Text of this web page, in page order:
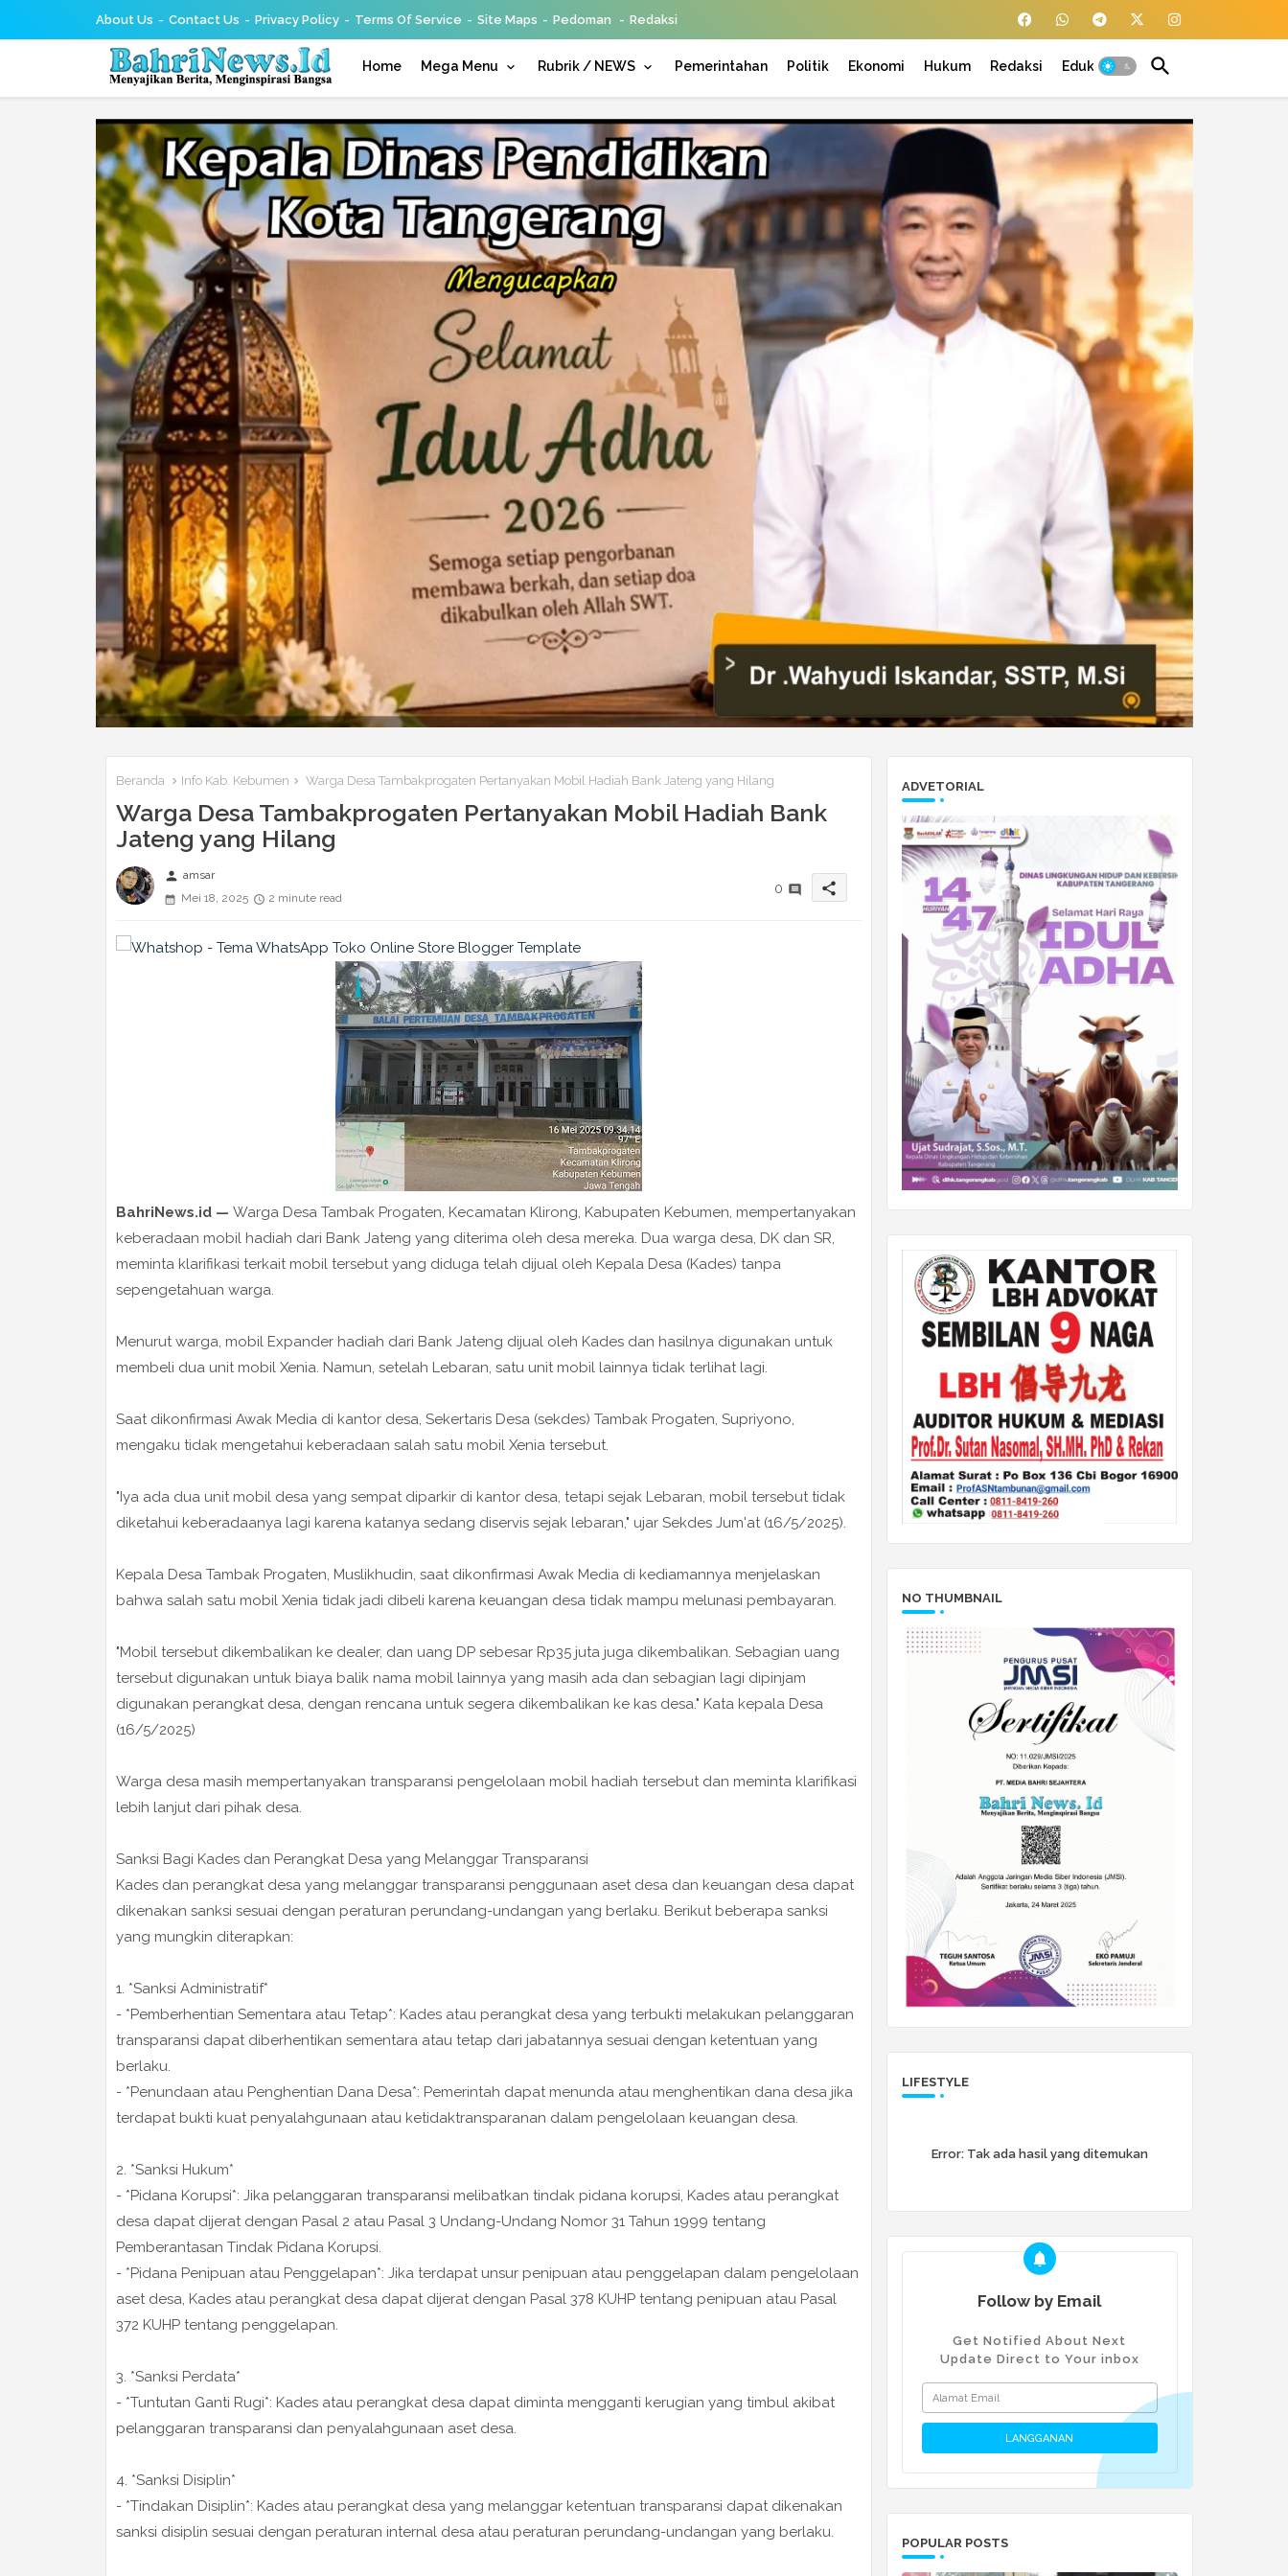
About Us Contact Us Privacy Policy Terms Of Service Site Maps Pedoman Redaksi
Home Mega Menu Rubrik / NEWS Pemerintahan Politik Ekonomi Hukum Redaksi Edukasi
Beranda Info Kab. Kebumen Warga Desa Tambakprogaten Pertanyakan Mobil Hadiah Bank Jateng yang Hilang
Warga Desa Tambakprogaten Pertanyakan Mobil Hadiah Bank
Jateng yang Hilang
person amsar
Mei 18, 2025
2 minute read
0 share
BahriNews.id — Warga Desa Tambak Progaten, Kecamatan Klirong, Kabupaten Kebumen, mempertanyakan
keberadaan mobil hadiah dari Bank Jateng yang diterima oleh desa mereka. Dua warga desa, DK dan SR,
meminta klarifikasi terkait mobil tersebut yang diduga telah dijual oleh Kepala Desa (Kades) tanpa
sepengetahuan warga.
Menurut warga, mobil Expander hadiah dari Bank Jateng dijual oleh Kades dan hasilnya digunakan untuk
membeli dua unit mobil Xenia. Namun, setelah Lebaran, satu unit mobil lainnya tidak terlihat lagi.
Saat dikonfirmasi Awak Media di kantor desa, Sekertaris Desa (sekdes) Tambak Progaten, Supriyono,
mengaku tidak mengetahui keberadaan salah satu mobil Xenia tersebut.
"Iya ada dua unit mobil desa yang sempat diparkir di kantor desa, tetapi sejak Lebaran, mobil tersebut tidak
diketahui keberadaanya lagi karena katanya sedang diservis sejak lebaran," ujar Sekdes Jum'at (16/5/2025).
Kepala Desa Tambak Progaten, Muslikhudin, saat dikonfirmasi Awak Media di kediamannya menjelaskan
bahwa salah satu mobil Xenia tidak jadi dibeli karena keuangan desa tidak mampu melunasi pembayaran.
"Mobil tersebut dikembalikan ke dealer, dan uang DP sebesar Rp35 juta juga dikembalikan. Sebagian uang
tersebut digunakan untuk biaya balik nama mobil lainnya yang masih ada dan sebagian lagi dipinjam
digunakan perangkat desa, dengan rencana untuk segera dikembalikan ke kas desa." Kata kepala Desa
(16/5/2025)
Warga desa masih mempertanyakan transparansi pengelolaan mobil hadiah tersebut dan meminta klarifikasi
lebih lanjut dari pihak desa.
Sanksi Bagi Kades dan Perangkat Desa yang Melanggar Transparansi
Kades dan perangkat desa yang melanggar transparansi penggunaan aset desa dan keuangan desa dapat
dikenakan sanksi sesuai dengan peraturan perundang-undangan yang berlaku. Berikut beberapa sanksi
yang mungkin diterapkan:
1. *Sanksi Administratif*
- *Pemberhentian Sementara atau Tetap*: Kades atau perangkat desa yang terbukti melakukan pelanggaran
transparansi dapat diberhentikan sementara atau tetap dari jabatannya sesuai dengan ketentuan yang
berlaku.
- *Penundaan atau Penghentian Dana Desa*: Pemerintah dapat menunda atau menghentikan dana desa jika
terdapat bukti kuat penyalahgunaan atau ketidaktransparanan dalam pengelolaan keuangan desa.
2. *Sanksi Hukum*
- *Pidana Korupsi*: Jika pelanggaran transparansi melibatkan tindak pidana korupsi, Kades atau perangkat
desa dapat dijerat dengan Pasal 2 atau Pasal 3 Undang-Undang Nomor 31 Tahun 1999 tentang
Pemberantasan Tindak Pidana Korupsi.
- *Pidana Penipuan atau Penggelapan*: Jika terdapat unsur penipuan atau penggelapan dalam pengelolaan
aset desa, Kades atau perangkat desa dapat dijerat dengan Pasal 378 KUHP tentang penipuan atau Pasal
372 KUHP tentang penggelapan.
3. *Sanksi Perdata*
- *Tuntutan Ganti Rugi*: Kades atau perangkat desa dapat diminta mengganti kerugian yang timbul akibat
pelanggaran transparansi dan penyalahgunaan aset desa.
4. *Sanksi Disiplin*
- *Tindakan Disiplin*: Kades atau perangkat desa yang melanggar ketentuan transparansi dapat dikenakan
sanksi disiplin sesuai dengan peraturan internal desa atau peraturan perundang-undangan yang berlaku.
ADVETORIAL
NO THUMBNAIL
LIFESTYLE
Error:Tak ada hasil yang ditemukan
Follow by Email
Get Notified About Next
Update Direct to Your inbox
POPULAR POSTS